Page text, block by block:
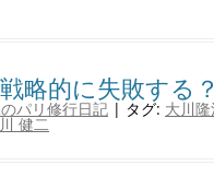
略的に失敗する？
パリ修行日記 | タグ: 大川
健二